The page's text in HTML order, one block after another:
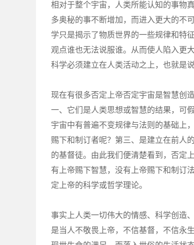
相对于整个宇宙，人类所能认知的事物
多奥秘的事不断增加，而进入更大的不
学只是揭示了物质世界的一些规律和特
观点谁也无法说服谁。从而使人陷入更
科学必须建立在人类活动之上，也就是
现在有很多否定上帝否定宇宙是智慧创
一、它们是人类思想或智慧的结果，可
宇宙中有普遍不变规律与法则的基础上
赐下和制订者呢？第三、是建立在前人
的基督徒。由此我们便清楚看到，否定
有上帝赐下智慧，没有上帝赐下和制订
定上帝的科学或哲学理论。
事实上人类一切伟大的情感、科学创造
是当人不敬畏上帝，不信基督，不信永